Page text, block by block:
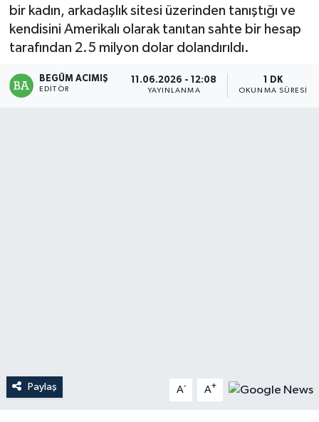
bir kadın, arkadaşlık sitesi üzerinden tanıştığı ve
kendisini Amerikalı olarak tanıtan sahte bir hesap
tarafından 2.5 milyon dolar dolandırıldı.
BEGÜM ACIMIŞ
EDITÖR
11.06.2026 - 12:08
YAYINLANMA
1 DK
OKUNMA SÜRESI
Paylaş A- A+
Kültür - Sanat
Magazin
Mersin